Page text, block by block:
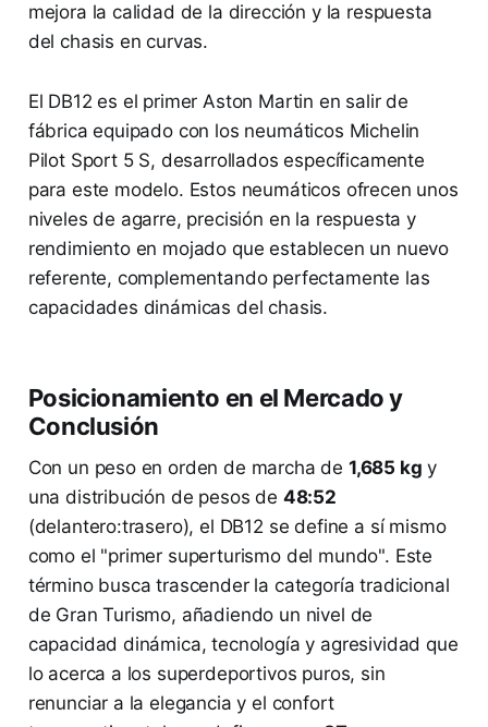
mejora la calidad de la dirección y la respuesta
del chasis en curvas.
El DB12 es el primer Aston Martin en salir de
fábrica equipado con los neumáticos Michelin
Pilot Sport 5 S, desarrollados específicamente
para este modelo. Estos neumáticos ofrecen unos
niveles de agarre, precisión en la respuesta y
rendimiento en mojado que establecen un nuevo
referente, complementando perfectamente las
capacidades dinámicas del chasis.
Posicionamiento en el Mercado y
Conclusión
Con un peso en orden de marcha de 1,685 kg y
una distribución de pesos de 48:52
(delantero:trasero), el DB12 se define a sí mismo
como el "primer superturismo del mundo". Este
término busca trascender la categoría tradicional
de Gran Turismo, añadiendo un nivel de
capacidad dinámica, tecnología y agresividad que
lo acerca a los superdeportivos puros, sin
renunciar a la elegancia y el confort